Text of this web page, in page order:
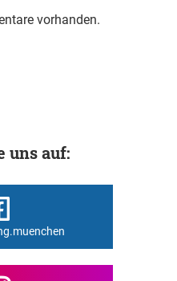
vorhanden.
uns auf: